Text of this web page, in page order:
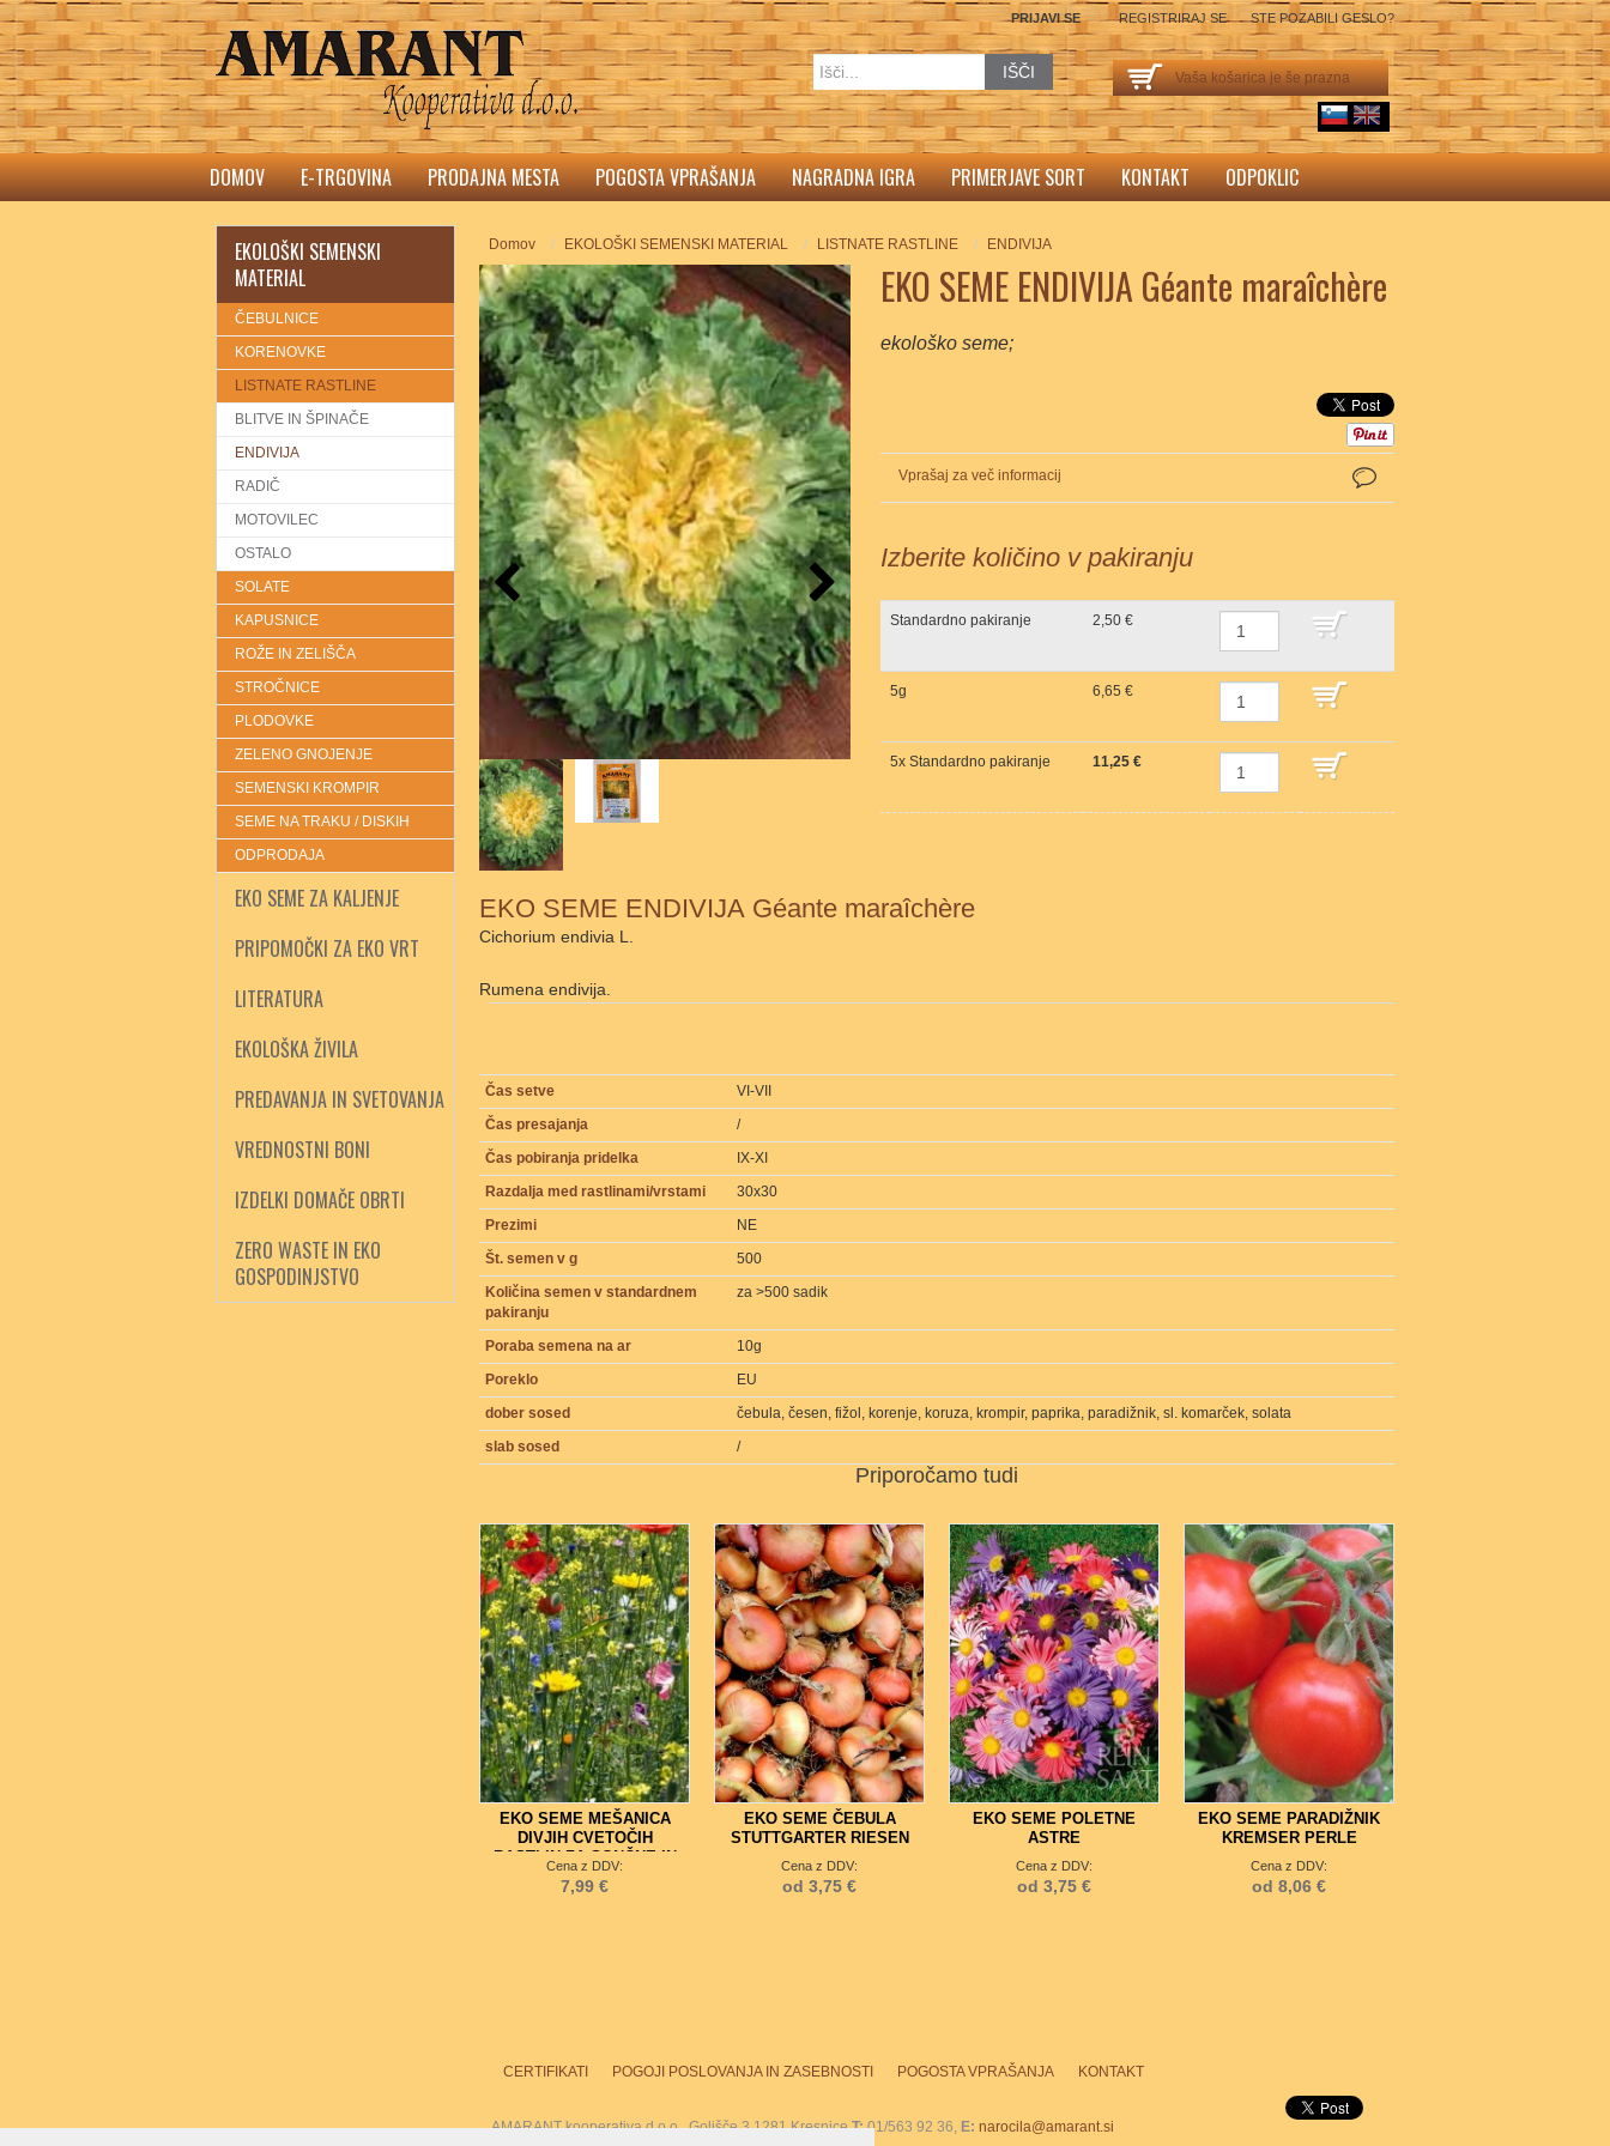
sl English
PRIJAVI SE REGISTRIRAJ SE STE POZABILI GESLO?
Vaša košarica je še prazna
IŠČI
DOMOV E-TRGOVINA PRODAJNA MESTA POGOSTA VPRAŠANJA NAGRADNA IGRA PRIMERJAVE SORT KONTAKT ODPOKLIC
EKOLOŠKI SEMENSKI
MATERIAL
ČEBULNICE
KORENOVKE
LISTNATE RASTLINE
BLITVE IN ŠPINAČE
ENDIVIJA
RADIČ
MOTOVILEC
OSTALO
SOLATE
KAPUSNICE
ROŽE IN ZELIŠČA
STROČNICE
PLODOVKE
ZELENO GNOJENJE
SEMENSKI KROMPIR
SEME NA TRAKU / DISKIH
ODPRODAJA
EKO SEME ZA KALJENJE
PRIPOMOČKI ZA EKO VRT
LITERATURA
EKOLOŠKA ŽIVILA
PREDAVANJA IN SVETOVANJA
VREDNOSTNI BONI
IZDELKI DOMAČE OBRTI
ZERO WASTE IN EKO
GOSPODINJSTVO
Domov EKOLOŠKI SEMENSKI MATERIAL LISTNATE RASTLINE ENDIVIJA
EKO SEME ENDIVIJA Géante maraîchère
ekološko seme;
Vprašaj za več informacij
Izberite količino v pakiranju
Standardno pakiranje 2,50 € DODAJ V KOŠARICO
5g 6,65 € DODAJ V KOŠARICO
5x Standardno pakiranje 11,25 € DODAJ V KOŠARICO
EKO SEME ENDIVIJA Géante maraîchère
Cichorium endivia L.
Rumena endivija.
Čas setve
VI-VII
Čas presajanja
/
Čas pobiranja pridelka
IX-XI
Razdalja med rastlinami/vrstami
30x30
Prezimi
NE
Št. semen v g
500
Količina semen v standardnem
pakiranju
za >500 sadik
Poraba semena na ar
10g
Poreklo
EU
dober sosed
čebula, česen, fižol, korenje, koruza, krompir, paprika, paradižnik, sl. komarček, solata
slab sosed
/
Priporočamo tudi
EKO SEME MEŠANICA
DIVJIH CVETOČIH
RASTLIN ZA SONČNE IN
SUŠNE LEGE B100
Cena z DDV:
7,99 €
6
EKO SEME ČEBULA
STUTTGARTER RIESEN
Cena z DDV:
od 3,75 €
2
EKO SEME POLETNE
ASTRE
Cena z DDV:
od 3,75 €
2
EKO SEME PARADIŽNIK
KREMSER PERLE
Cena z DDV:
od 8,06 €
CERTIFIKATI POGOJI POSLOVANJA IN ZASEBNOSTI POGOSTA VPRAŠANJA KONTAKT
AMARANT kooperativa d.o.o., Golišče 3 1281 KresniceT:01/563 92 36, E: narocila@amarant.si